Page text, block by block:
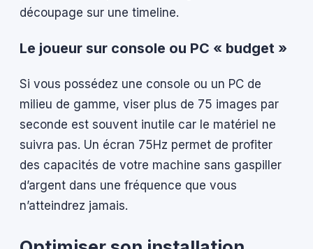
découpage sur une timeline.
Le joueur sur console ou PC « budget »
Si vous possédez une console ou un PC de
milieu de gamme, viser plus de 75 images par
seconde est souvent inutile car le matériel ne
suivra pas. Un écran 75Hz permet de profiter
des capacités de votre machine sans gaspiller
d’argent dans une fréquence que vous
n’atteindrez jamais.